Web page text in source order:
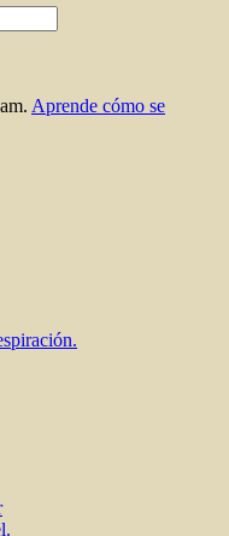
Aprende cómo se